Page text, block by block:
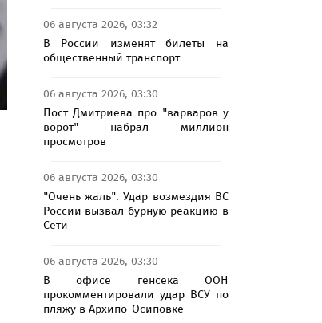
06 августа 2026, 03:32
В России изменят билеты на
общественный транспорт
06 августа 2026, 03:30
Пост Дмитриева про "варваров у
ворот" набрал миллион
просмотров
06 августа 2026, 03:30
"Очень жаль". Удар возмездия ВС
России вызвал бурную реакцию в
Сети
06 августа 2026, 03:30
В офисе генсека ООН
прокомментировали удар ВСУ по
пляжу в Архипо-Осиповке